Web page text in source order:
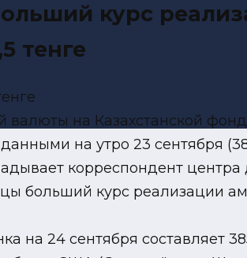
курс
тенге
на Казахстанской
на утро 23 сентября
корреспондент
больший курс реализации
24 сентября составляет